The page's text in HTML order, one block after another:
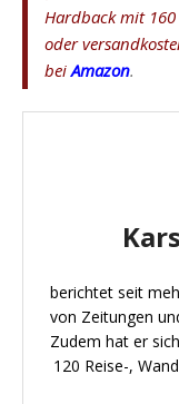
Hardback mit
oder
bei Amazon.
berichtet seit
von Zeitungen
Zudem hat er
120 Reise-,